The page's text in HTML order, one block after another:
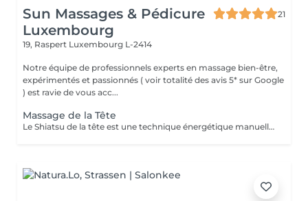
Sun Massages & Pédicure
Luxembourg
21
19, Raspert Luxembourg L-2414
Notre équipe de professionnels experts en massage bien-être,
expérimentés et passionnés ( voir totalité des avis 5* sur Google
) est ravie de vous acc...
Massage de la Tête
Le Shiatsu de la tête est une technique énergétique manuelle du crâne, du visage et de la nuque qui permet d'harmoniser l'énergie dans les deux hémisphères du cerveau. Ce soin libère le flux de l'énergie subtile dans le corps, améliore la circulation. La technique consiste en la stimulation des points énergétiques de la zone par des petites pressions digitales et le drainage lymphatique pour évacuer les toxines par des mouvements glissés. Ce soin du visage est rajeunissant et très complet. Il permet de détoxifier la peau et de la rendre plus lisse et éclatante. Cette technique plonge le receveur dans une relaxation profonde qui renforce les capacités d'auto-guérison de l'organisme qui se ressource grâce au repos procuré par le soin. Le Shiatsu de la tête est indiqué dans les cas de : troubles du sommeil, stress, anxiété, nervosité, déprime, tristesse, tensions du cou et des épaules, fatigue oculaire et auditive, maux de tête, ...